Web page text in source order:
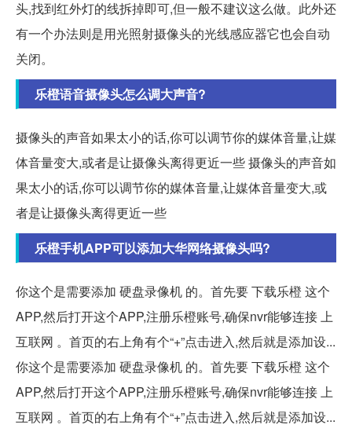
头,找到红外灯的线拆掉即可,但一般不建议这么做。此外还
有一个办法则是用光照射摄像头的光线感应器它也会自动
关闭。
乐橙语音摄像头怎么调大声音?
摄像头的声音如果太小的话,你可以调节你的媒体音量,让媒
体音量变大,或者是让摄像头离得更近一些 摄像头的声音如
果太小的话,你可以调节你的媒体音量,让媒体音量变大,或
者是让摄像头离得更近一些
乐橙手机APP可以添加大华网络摄像头吗?
你这个是需要添加 硬盘录像机 的。首先要 下载乐橙 这个
APP,然后打开这个APP,注册乐橙账号,确保nvr能够连接 上
互联网 。首页的右上角有个“+”点击进入,然后就是添加设...
你这个是需要添加 硬盘录像机 的。首先要 下载乐橙 这个
APP,然后打开这个APP,注册乐橙账号,确保nvr能够连接 上
互联网 。首页的右上角有个“+”点击进入,然后就是添加设...